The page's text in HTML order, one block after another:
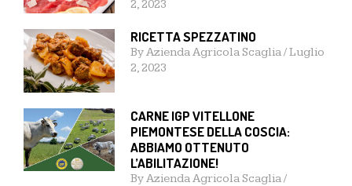
2, 2023
RICETTA SPEZZATINO
ByAzienda Agricola Scaglia/Luglio
2, 2023
CARNE IGP VITELLONE
PIEMONTESE DELLA COSCIA:
ABBIAMO OTTENUTO
L’ABILITAZIONE!
ByAzienda Agricola Scaglia/